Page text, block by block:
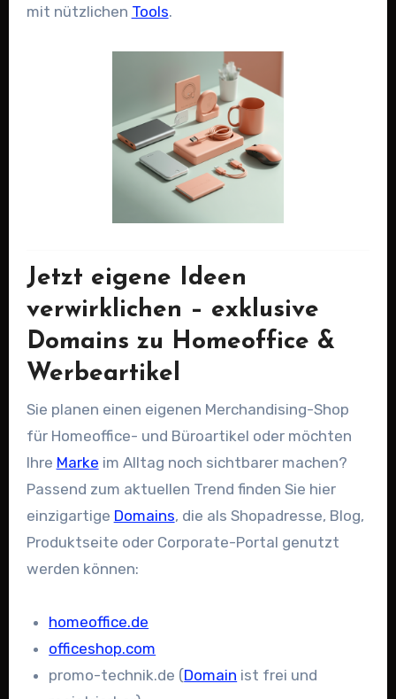
mit nützlichen Tools.
Jetzt eigene Ideen
verwirklichen – exklusive
Domains zu Homeoffice &
Werbeartikel
Sie planen einen eigenen Merchandising-Shop
für Homeoffice- und Büroartikel oder möchten
Ihre Marke im Alltag noch sichtbarer machen?
Passend zum aktuellen Trend finden Sie hier
einzigartige Domains, die als Shopadresse, Blog,
Produktseite oder Corporate-Portal genutzt
werden können:
homeoffice.de
officeshop.com
promo-technik.de (Domain ist frei und